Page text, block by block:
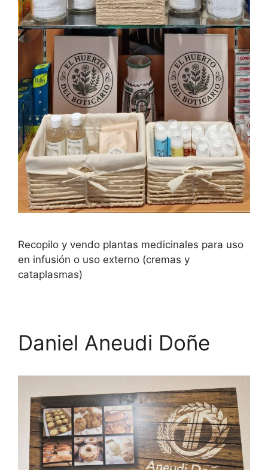
Recopilo y vendo plantas medicinales para uso
en infusión o uso externo (cremas y
cataplasmas)
Daniel Aneudi Doñe